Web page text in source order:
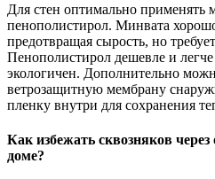
Для стен оптимально применять
пенополистирол. Минвата
предотвращая сырость, но
Пенополистирол дешевле и
экологичен. Дополнительно
ветрозащитную мембрану
пленку внутри для сохранения
Как избежать сквозняков
доме?